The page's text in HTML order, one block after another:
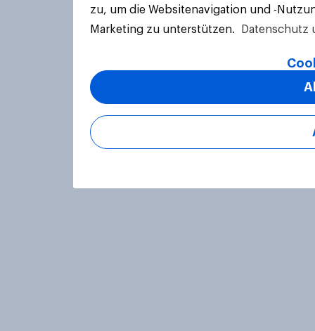
zu, um die Websitenavigation und -
Marketing zu unterstützen.
Datenschutz